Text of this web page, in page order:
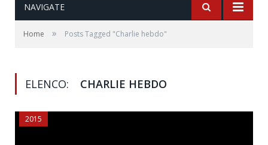
NAVIGATE
Home » Posts Tagged "Charlie hebdo"
ELENCO: CHARLIE HEBDO
2015